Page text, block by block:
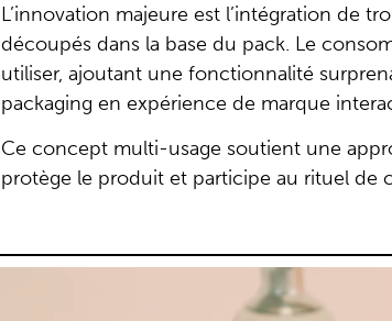
L’innovation majeure est l’intégration de
découpés dans la base du pack. Le
utiliser, ajoutant une fonctionnalité
packaging en expérience de marque
Ce concept multi-usage soutient une
protège le produit et participe au rituel de